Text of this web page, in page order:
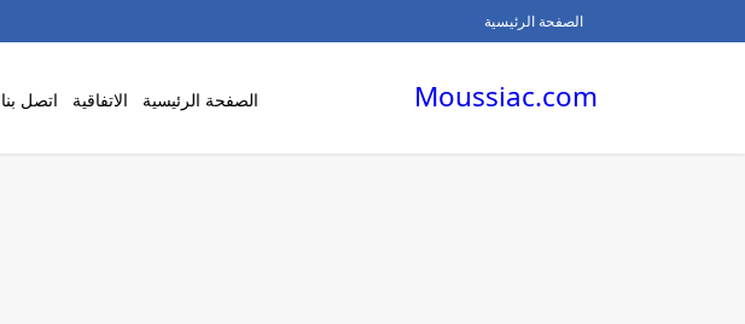
الصفحة الرئيسية
Moussiac.com الصفحة الرئيسية الاتفاقية اتصل بنا